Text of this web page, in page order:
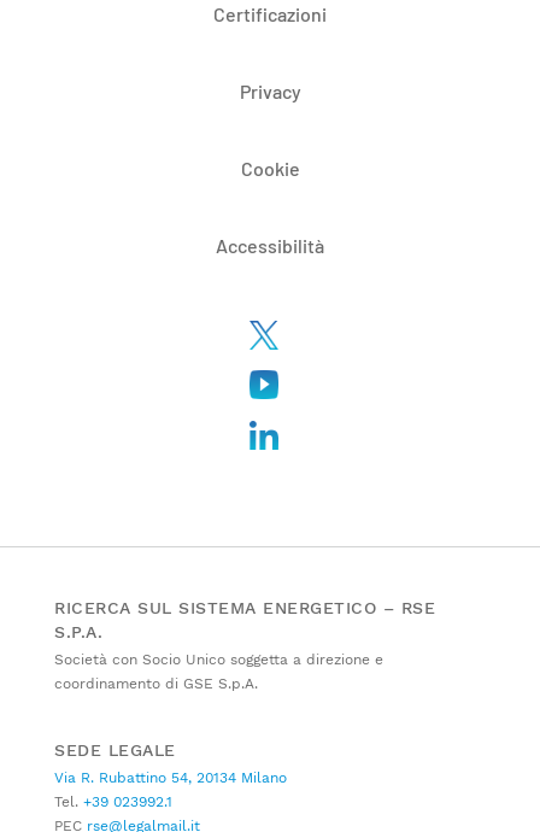
Certificazioni
Privacy
Cookie
Accessibilità
RICERCA SUL SISTEMA ENERGETICO – RSE
S.P.A.
Società con Socio Unico soggetta a direzione e
coordinamento di GSE S.p.A.
SEDE LEGALE
Via R. Rubattino 54, 20134 Milano
Tel. +39 023992.1
PEC rse@legalmail.it